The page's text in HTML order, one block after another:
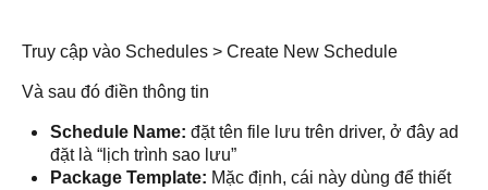
Truy cập vào Schedules > Create New Schedule
Và sau đó điền thông tin
Schedule Name: đặt tên file lưu trên driver, ở đây ad
đặt là “lịch trình sao lưu”
Package Template: Mặc định, cái này dùng để thiết